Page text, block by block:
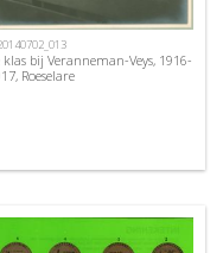
klas bij Veranneman-Veys, 1916-
Roeselare